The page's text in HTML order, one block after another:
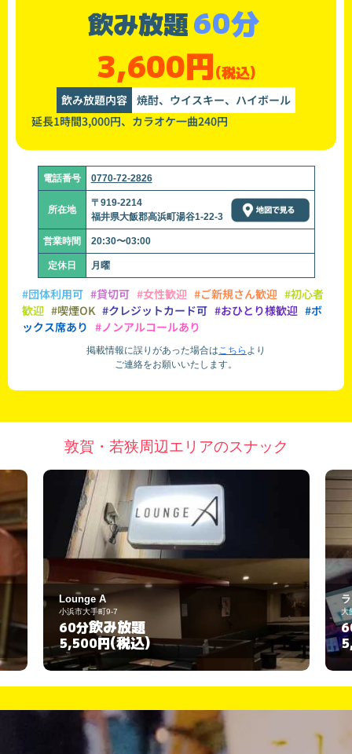
飲み放題60分
3,600円(税込)
飲み放題内容 焼酎、ウイスキー、ハイボール
延長1時間3,000円、カラオケ一曲240円
電話番号 0770-72-2826
所在地
〒919-2214
福井県大飯郡高浜町湯谷1-22-3
営業時間 20:30〜03:00
定休日 月曜
#団体利用可 #貸切可 #女性歓迎 #ご新規さん歓迎 #初心者
歓迎 #喫煙OK #クレジットカード可 #おひとり様歓迎 #ボ
ックス席あり #ノンアルコールあり
掲載情報に誤りがあった場合はこちら より
ご連絡をお願いいたします。
敦賀・若狭周辺エリアのスナック
放題
(税込)
ラウンジ ネイビーブ
大飯郡おおい町本郷154-1-6
60分飲み放題
5,520円(税込)